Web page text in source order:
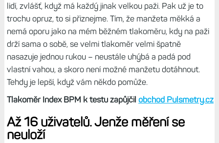
lidí, zvlášť, když má každý jinak velkou paži. Pak už je to
trochu opruz, to si přiznejme. Tím, že manžeta měkká a
nemá oporu jako na mém běžném tlakoměru, kdy na paži
drží sama o sobě, se velmi tlakoměr velmi špatně
nasazuje jednou rukou – neustále uhýbá a padá pod
vlastní vahou, a skoro není možné manžetu dotáhnout.
Tehdy je lepší, když vám někdo pomůže.
Tlakoměr Index BPM k testu zapůjčil obchod Pulsmetry.cz
Až 16 uživatelů. Jenže měření se
neuloží